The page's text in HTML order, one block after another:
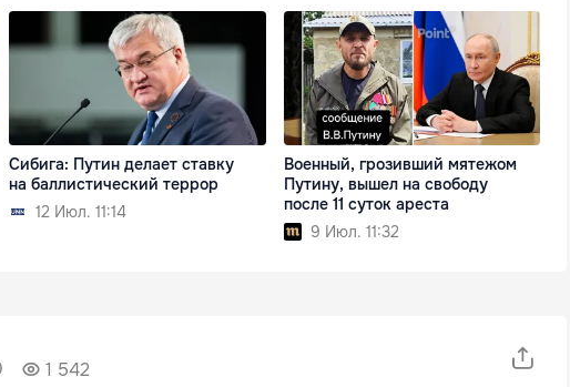
Сибига: Путин делает ставку
на баллистический террор
12 Июл. 11:14
Военный, грозивший мятежом
Путину, вышел на свободу
после 11 суток ареста
9 Июл. 11:32
1 542